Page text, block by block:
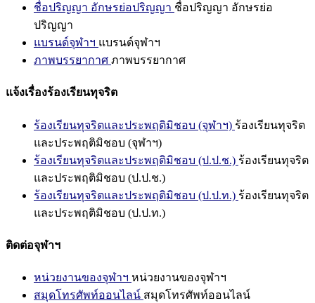
ชื่อปริญญา อักษรย่อปริญญา ชื่อปริญญา อักษรย่อ
ปริญญา
แบรนด์จุฬาฯ แบรนด์จุฬาฯ
ภาพบรรยากาศ ภาพบรรยากาศ
แจ้งเรื่องร้องเรียนทุจริต
ร้องเรียนทุจริตและประพฤติมิชอบ (จุฬาฯ) ร้องเรียนทุจริต
และประพฤติมิชอบ (จุฬาฯ)
ร้องเรียนทุจริตและประพฤติมิชอบ (ป.ป.ช.) ร้องเรียนทุจริต
และประพฤติมิชอบ (ป.ป.ช.)
ร้องเรียนทุจริตและประพฤติมิชอบ (ป.ป.ท.) ร้องเรียนทุจริต
และประพฤติมิชอบ (ป.ป.ท.)
ติดต่อจุฬาฯ
หน่วยงานของจุฬาฯ หน่วยงานของจุฬาฯ
สมุดโทรศัพท์ออนไลน์ สมุดโทรศัพท์ออนไลน์